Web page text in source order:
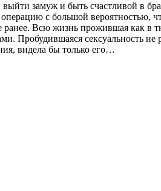
выйти замуж и быть счастливой в
с большой
Всю жизнь прожившая как в
сексуальность не
видела бы только его…